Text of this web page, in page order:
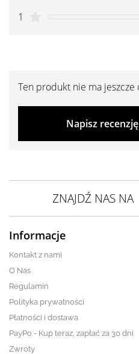
1
Ten produkt nie ma jeszcze
Napisz
ZNAJDŹ NAS NA
Informacje
Kontakt z nami
O Nas
Regulamin
Polityka prywatności
Płatności i dostawa
PayPo - Kup teraz, zapłać za 30 dni
Zwroty